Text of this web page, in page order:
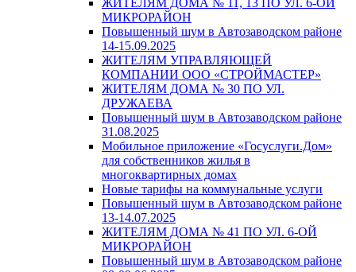
ЖИТЕЛЯМ ДОМА № 11, 13 ПО УЛ. 6-ОЙ
МИКРОРАЙОН
Повышенный шум в Автозаводском районе
14-15.09.2025
ЖИТЕЛЯМ УПРАВЛЯЮЩЕЙ
КОМПАНИИ ООО «СТРОЙМАСТЕР»
ЖИТЕЛЯМ ДОМА № 30 ПО УЛ.
ДРУЖАЕВА
Повышенный шум в Автозаводском районе
31.08.2025
Мобильное приложение «Госуслуги.Дом»
для собственников жилья в
многоквартирных домах
Новые тарифы на коммунальные услуги
Повышенный шум в Автозаводском районе
13-14.07.2025
ЖИТЕЛЯМ ДОМА № 41 ПО УЛ. 6-ОЙ
МИКРОРАЙОН
Повышенный шум в Автозаводском районе